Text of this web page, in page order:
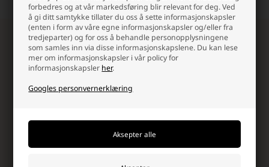
forbedres og at vår markedsføring blir relevant for deg. Ved
å gi ditt samtykke tillater du oss å sette informasjonskapsler
(enten i form av våre egne informasjonskapsler og/eller fra
tredjeparter) og for oss å behandle personopplysningene
som samles inn via disse informasjonskapslene. Du kan lese
mer om informasjonskapsler i vår policy for
informasjonskapsler her.
Googles personvernerklæring
Meld deg på vårt nyhetsbrev!
Motta eksklusive nyheter, unike rabattkoder, inspirasjon
og de villeste tilbudene fra oss!